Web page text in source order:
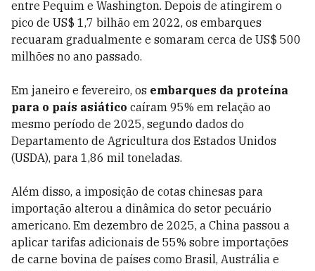
entre Pequim e Washington. Depois de atingirem o
pico de US$ 1,7 bilhão em 2022, os embarques
recuaram gradualmente e somaram cerca de US$ 500
milhões no ano passado.
Em janeiro e fevereiro, os embarques da proteína
para o país asiático caíram 95% em relação ao
mesmo período de 2025, segundo dados do
Departamento de Agricultura dos Estados Unidos
(USDA), para 1,86 mil toneladas.
Além disso, a imposição de cotas chinesas para
importação alterou a dinâmica do setor pecuário
americano. Em dezembro de 2025, a China passou a
aplicar tarifas adicionais de 55% sobre importações
de carne bovina de países como Brasil, Austrália e